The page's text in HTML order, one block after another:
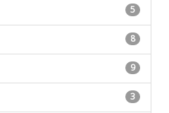
5
8
9
3